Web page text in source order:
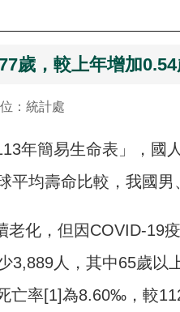
歲，較上年增加
：統計處
年簡易生命表」，國
平均壽命比較，我國
老化，但因COVID-19
3,889人，其中65歲
亡率[1]為8.60‰，較